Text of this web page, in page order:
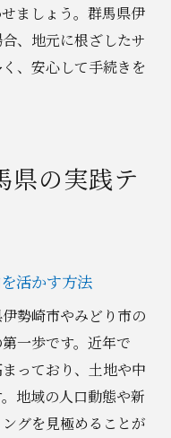
ましょう。群馬県伊
、地元に根ざしたサ
、安心して手続きを
県の実践テ
活かす方法
勢崎市やみどり市の
一歩です。近年で
っており、土地や中
地域の人口動態や新
グを見極めることが